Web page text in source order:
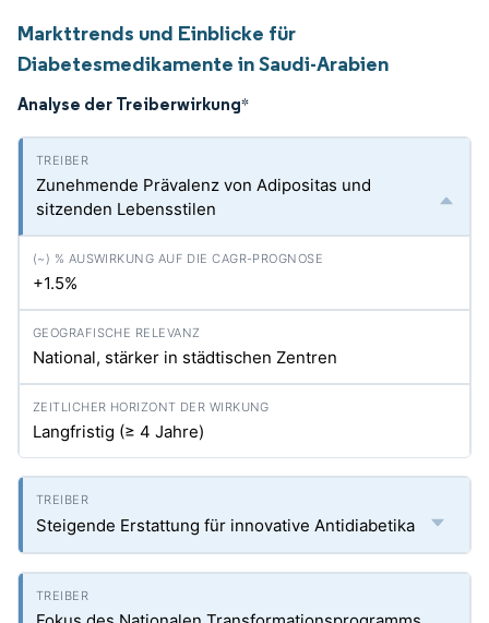
Markttrends und Einblicke für
Diabetesmedikamente in Saudi-Arabien
Analyse der Treiberwirkung*
Zunehmende Prävalenz von Adipositas und
sitzenden Lebensstilen
+1.5%
National, stärker in städtischen Zentren
Langfristig (≥ 4 Jahre)
Steigende Erstattung für innovative Antidiabetika